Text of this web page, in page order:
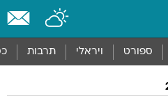
ספורט ויראלי תרבות